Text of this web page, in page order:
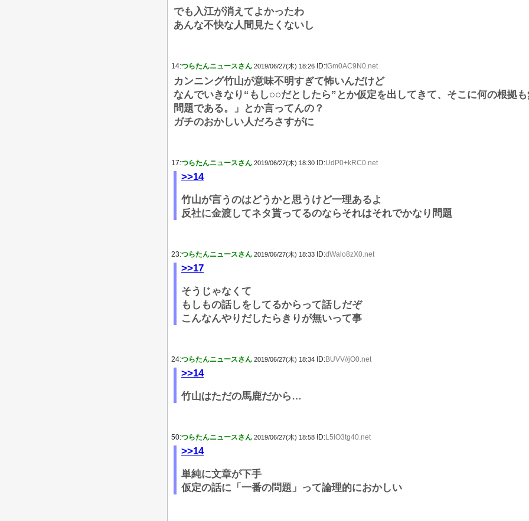
でも入江が消えてよかったわ
あんな不快な人間見たくないし
14:つらたんニュースさん 2019/06/27(木) 18:26 ID:tGm0AC9N0.net
カンニング竹山が意味不明すぎて怖いんだけど
なんでいきなり“もし○○だとしたら”とか仮定を出してきて、そこに何の根拠
問題である。」とか言ってんの？
ガチのおかしい人だろさすがに
17:つらたんニュースさん 2019/06/27(木) 18:30 ID:UdP0+kRC0.net
>>14
竹山が言うのはどうかと思うけど一理あるよ
反社に金渡してネタ貰ってるのならそれはそれでかなり問題
23:つらたんニュースさん 2019/06/27(木) 18:33 ID:dWalo8zX0.net
>>17
そうじゃなくて
もしもの話しをしてるからって話しだぞ
こんなんやりだしたらきりが無いって事
24:つらたんニュースさん 2019/06/27(木) 18:34 ID:BUVV//jO0.net
>>14
竹山はただの馬鹿だから…
50:つらたんニュースさん 2019/06/27(木) 18:58 ID:L5lO3tg40.net
>>14
単純に文章が下手
仮定の話に「一番の問題」って論理的におかしい